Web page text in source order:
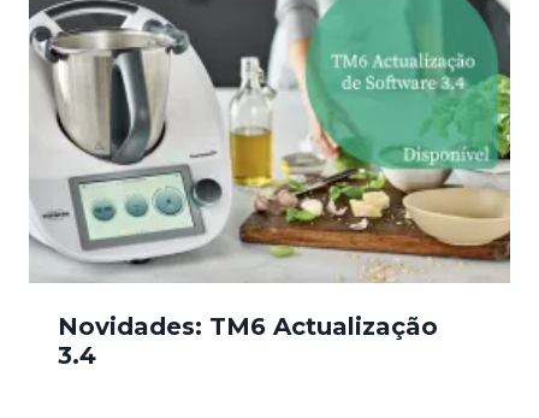
Novidades: TM6 Actualização
3.4